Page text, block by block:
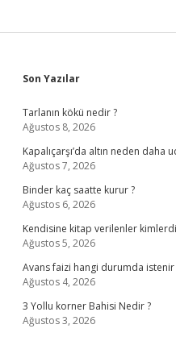
Sidebar
Son Yazılar
Tarlanın kökü nedir ?
Ağustos 8, 2026
Kapalıçarşı’da altın neden daha
Ağustos 7, 2026
Binder kaç saatte kurur ?
Ağustos 6, 2026
Kendisine kitap verilenler
Ağustos 5, 2026
Avans faizi hangi durumda istenir
Ağustos 4, 2026
3 Yollu korner Bahisi Nedir ?
Ağustos 3, 2026